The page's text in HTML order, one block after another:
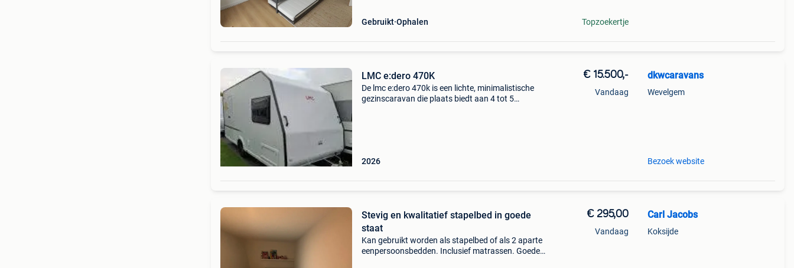
Gebruikt Ophalen Topzoekertje
LMC e:dero 470K
De lmc e:dero 470k is een lichte, minimalistische
gezinscaravan die plaats biedt aan 4 tot 5
2026
€ 15.500,-
Vandaag
dkwcaravans
Wevelgem
Bezoek website
Stevig en kwalitatief stapelbed in goede
staat
Kan gebruikt worden als stapelbed of als 2 aparte
eenpersoonsbedden. Inclusief matrassen. Goede
€ 295,00
Vandaag
Carl Jacobs
Koksijde